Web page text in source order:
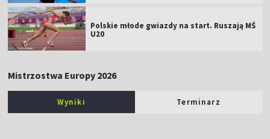
Polskie młode gwiazdy na start. Ruszają MŚ
U20
Mistrzostwa Europy 2026
Wyniki Terminarz